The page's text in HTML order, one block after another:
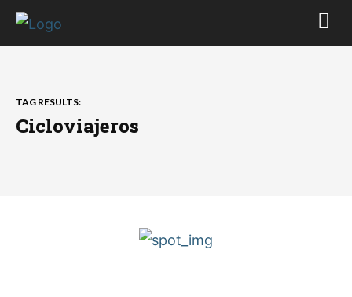
TAG RESULTS:
Cicloviajeros